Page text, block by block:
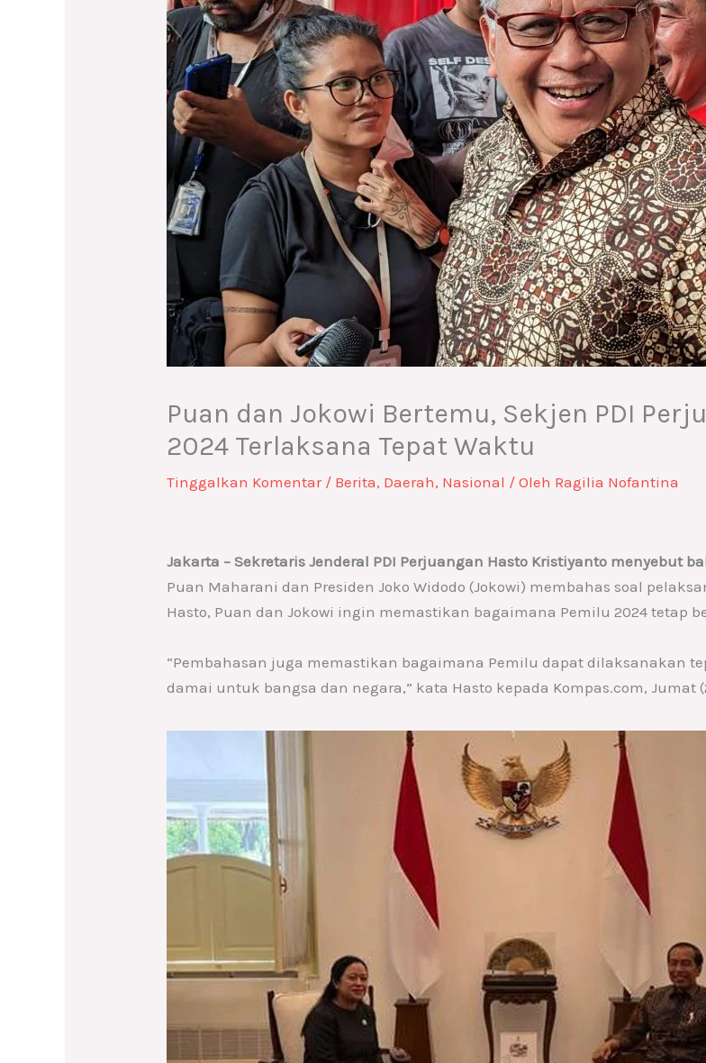
Puan dan Jokowi Bertemu, Sekjen PDI
2024 Terlaksana Tepat Waktu
Tinggalkan Komentar / Berita, Daerah, Nasional / Oleh Ragilia Nofantina
Jakarta – Sekretaris Jenderal PDI Perjuangan Hasto Kristiyanto menyebut
Puan Maharani dan Presiden Joko Widodo (Jokowi) membahas soal
Hasto, Puan dan Jokowi ingin memastikan bagaimana Pemilu 2024 tetap
“Pembahasan juga memastikan bagaimana Pemilu dapat dilaksanakan
damai untuk bangsa dan negara,” kata Hasto kepada Kompas.com, Jumat